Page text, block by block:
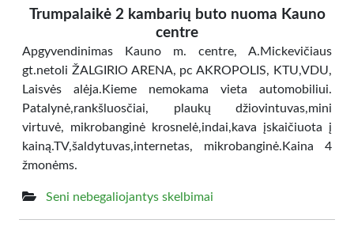
Trumpalaikė 2 kambarių buto nuoma Kauno
centre
Apgyvendinimas Kauno m. centre, A.Mickevičiaus
gt.netoli ŽALGIRIO ARENA, pc AKROPOLIS, KTU,VDU,
Laisvės alėja.Kieme nemokama vieta automobiliui.
Patalynė,rankšluosčiai, plaukų džiovintuvas,mini
virtuvė, mikrobanginė krosnelė,indai,kava įskaičiuota į
kainą.TV,šaldytuvas,internetas, mikrobanginė.Kaina 4
žmonėms.
Seni nebegaliojantys skelbimai